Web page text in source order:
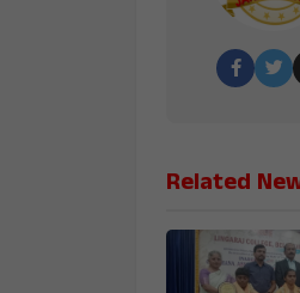
Related